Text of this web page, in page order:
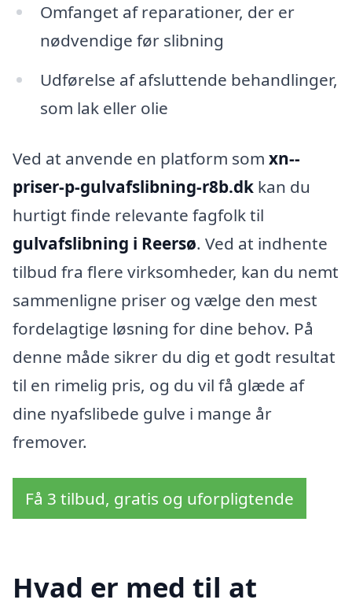
Omfanget af reparationer, der er
nødvendige før slibning
Udførelse af afsluttende behandlinger,
som lak eller olie
Ved at anvende en platform som xn--
priser-p-gulvafslibning-r8b.dk kan du
hurtigt finde relevante fagfolk til
gulvafslibning i Reersø. Ved at indhente
tilbud fra flere virksomheder, kan du nemt
sammenligne priser og vælge den mest
fordelagtige løsning for dine behov. På
denne måde sikrer du dig et godt resultat
til en rimelig pris, og du vil få glæde af
dine nyafslibede gulve i mange år
fremover.
Få 3 tilbud, gratis og uforpligtende
Hvad er med til at